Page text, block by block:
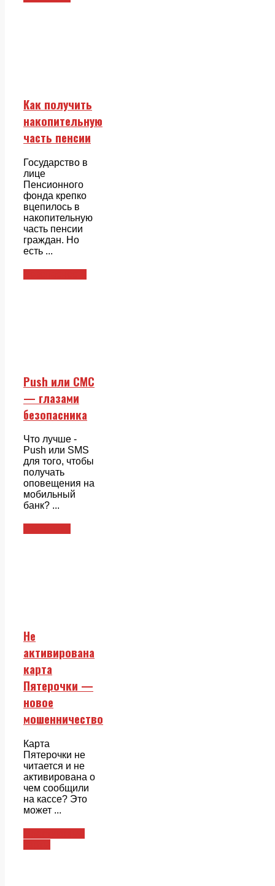
Как получить
накопительную
часть пенсии
Государство в
лице
Пенсионного
фонда крепко
вцепилось в
накопительную
часть пенсии
граждан. Но
есть ...
Push или СМС
— глазами
безопасника
Что лучше -
Push или SMS
для того, чтобы
получать
оповещения на
мобильный
банк? ...
Не
активирована
карта
Пятерочки —
новое
мошенничество
Карта
Пятерочки не
читается и не
активирована о
чем сообщили
на кассе? Это
может ...